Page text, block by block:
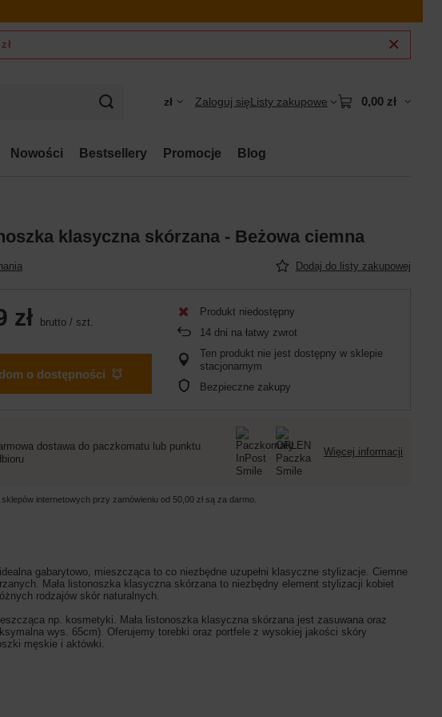
zł Zaloguj sięListy zakupowe 0,00 zł
Nowości Bestsellery Promocje Blog
klasyczna skórzana - Beżowa ciemna
Dodaj do listy zakupowej
zł brutto / szt.
o dostępności
Produkt niedostępny
14 dni na łatwy zwrot
Ten produkt nie jest dostępny w sklepie
stacjonarnym
Bezpieczne zakupy
dostawa do paczkomatu lub punktu
Więcej informacji
internetowych przy zamówieniu od 50,00 zł są za darmo.
gabarytowo, mieszcząca to co niezbędne uzupełni klasyczne stylizacje. Ciemne
Mała listonoszka klasyczna skórzana to niezbędny element stylizacji kobiet
rodzajów skór naturalnych.
np. kosmetyki. Mała listonoszka klasyczna skórzana jest zasuwana oraz
wys. 65cm). Oferujemy torebki oraz portfele z wysokiej jakości skóry
męskie i aktówki.